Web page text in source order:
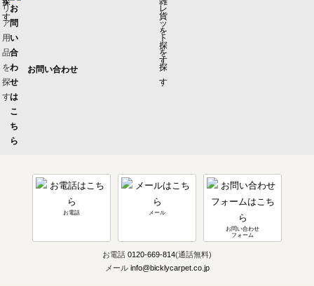
お問い合わせ
お電話 メール
お問い合わせ
フォーム
お電話 0120-669-814(通話無料)
メール info@bicklycarpet.co.jp